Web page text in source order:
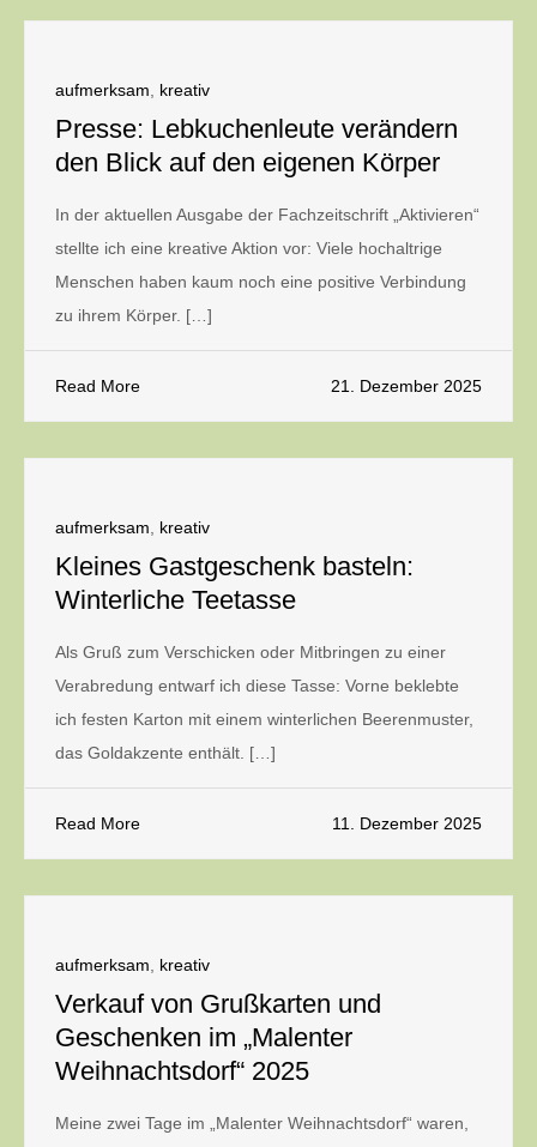
aufmerksam kreativ
Presse: Lebkuchenleute verändern
den Blick auf den eigenen Körper
In der aktuellen Ausgabe der Fachzeitschrift „Aktivieren“
stellte ich eine kreative Aktion vor: Viele hochaltrige
Menschen haben kaum noch eine positive Verbindung
zu ihrem Körper. […]
Read More 21. Dezember 2025
aufmerksam kreativ
Kleines Gastgeschenk basteln:
Winterliche Teetasse
Als Gruß zum Verschicken oder Mitbringen zu einer
Verabredung entwarf ich diese Tasse: Vorne beklebte
ich festen Karton mit einem winterlichen Beerenmuster,
das Goldakzente enthält. […]
Read More 11. Dezember 2025
aufmerksam kreativ
Verkauf von Grußkarten und
Geschenken im „Malenter
Weihnachtsdorf“ 2025
Meine zwei Tage im „Malenter Weihnachtsdorf“ waren,